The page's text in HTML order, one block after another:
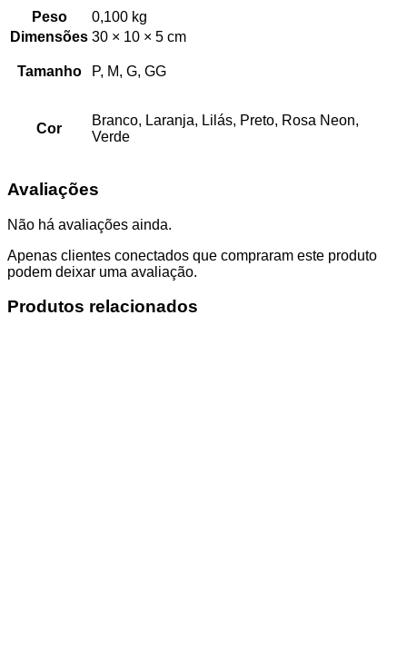
Peso
0,100 kg
Dimensões 30 × 10 × 5 cm
Tamanho P, M, G, GG
Cor
Branco, Laranja, Lilás, Preto, Rosa Neon,
Verde
Avaliações
Não há avaliações ainda.
Apenas clientes conectados que compraram este produto
podem deixar uma avaliação.
Produtos relacionados